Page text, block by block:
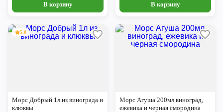
В корзину В корзину
5.0
Морс Добрый 1л из винограда и
клюквы
Морс Агуша 200мл виноград,
ежевика и черная смородина